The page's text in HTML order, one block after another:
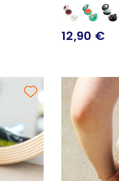
12,90 €